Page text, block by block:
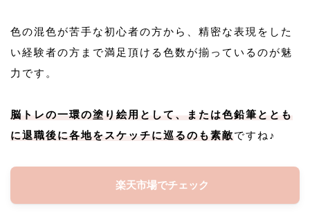
色の混色が苦手な初心者の方から、精密な表現をした
い経験者の方まで満足頂ける色数が揃っているのが魅
力です。
脳トレの一環の塗り絵用として、または色鉛筆ととも
に退職後に各地をスケッチに巡るのも素敵ですね♪
楽天市場でチェック